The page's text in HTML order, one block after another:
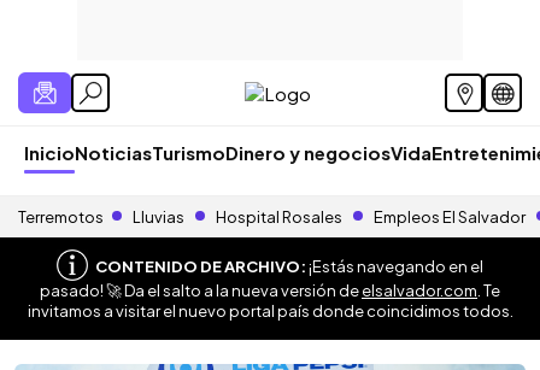
InicioNoticiasTurismoDinero y negociosVida
Terremotos Lluvias Hospital Rosales Empleos El Salvador
CONTENIDO DE ARCHIVO:¡Estás navegando en el
pasado! 🚀 Da el salto a la nueva versión deelsalvador.com . Te
invitamos a visitar el nuevo portal país donde coincidimos todos.